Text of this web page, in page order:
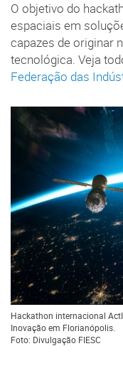
O objetivo do
espaciais em
capazes de originar
tecnológica. Veja
Federação das
Hackathon internacional
Inovação em Florianópolis.
Foto: Divulgação FIESC